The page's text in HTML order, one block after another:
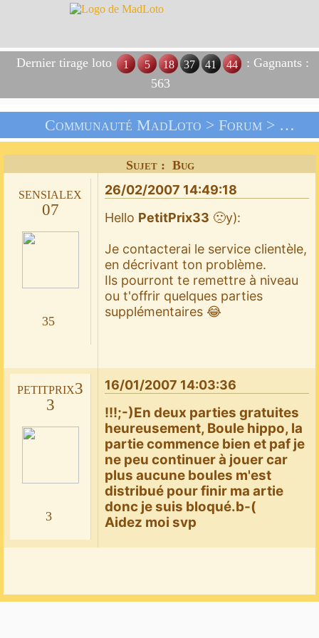
Dernier tirage loto 1 5 18 37 41 44
: Gagnants :
563
Communauté MadLoto > Forum> Les
Sujet : Bug
sensialex
07
35
26/02/2007 14:49:18
Hello PetitPrix33 🙁y):
Je contacterai le service clientèle,
en décrivant ton problème.
Ils pourront te remettre à niveau
ou t'offrir quelques parties
supplémentaires 😂
petitprix3
3
3
16/01/2007 14:03:36
!!!;-)En deux parties gratuites
heureusement, Boule hippo, la
partie commence bien et paf je
ne peu continuer à jouer car
plus aucune boules m'est
distribué pour finir ma artie
donc je suis bloqué.b-(
Aidez moi svp